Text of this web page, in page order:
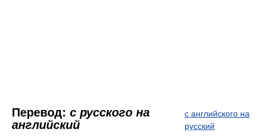
Перевод: с русского на
английский
с английского на
русский